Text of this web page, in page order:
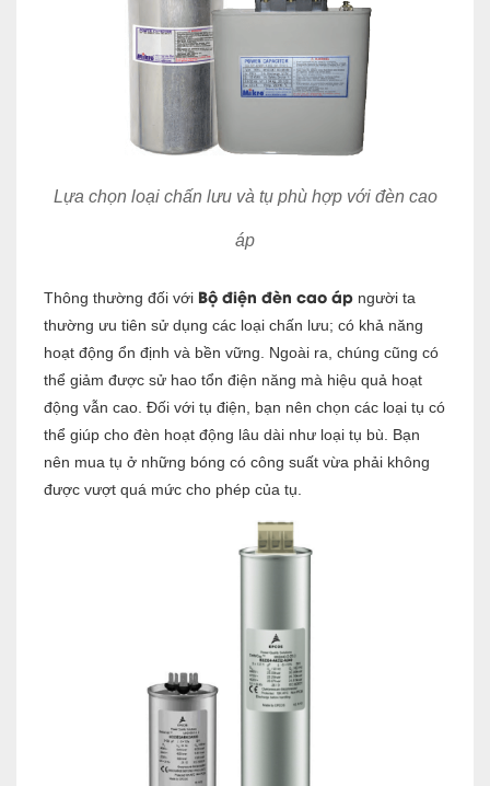
Lựa chọn loại chấn lưu và tụ phù hợp với đèn cao
áp
Thông thường đối với Bộ điện đèn cao áp người ta
thường ưu tiên sử dụng các loại chấn lưu; có khả năng
hoạt động ổn định và bền vững. Ngoài ra, chúng cũng có
thể giảm được sử hao tổn điện năng mà hiệu quả hoạt
động vẫn cao. Đối với tụ điện, bạn nên chọn các loại tụ có
thể giúp cho đèn hoạt động lâu dài như loại tụ bù. Bạn
nên mua tụ ở những bóng có công suất vừa phải không
được vượt quá mức cho phép của tụ.